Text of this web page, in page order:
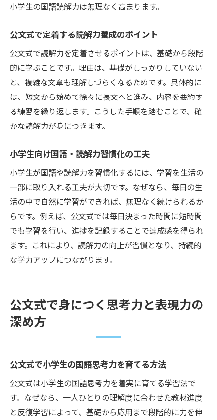
小学生の国語読解力は無理なく高まります。
公文式で定着する読解力養成のポイント
公文式で読解力を定着させるポイントは、基礎から段階
的に学ぶことです。理由は、基礎がしっかりしていない
と、複雑な文章も理解しづらくなるためです。具体的に
は、短文から始めて徐々に長文へと進み、内容を要約す
る練習を繰り返します。こうした手順を踏むことで、確
かな読解力が身につきます。
小学生向け国語・読解力習慣化の工夫
小学生が国語や読解力を習慣化するには、学習を生活の
一部に取り入れる工夫が大切です。なぜなら、毎日の生
活の中で自然に学習ができれば、無理なく続けられるか
らです。例えば、公文式では毎日決まった時間に短時間
でも学習を行い、進捗を記録することで達成感を得られ
ます。これにより、読解力の向上が習慣となり、持続的
な学力アップにつながります。
公文式で身につく思考力と表現力の
深め方
公文式で小学生の国語思考力を育てる方法
公文式は小学生の国語思考力を着実に育てる学習法で
す。なぜなら、一人ひとりの理解度に合わせた教材進度
と反復学習によって、基礎から応用まで段階的に力を伸